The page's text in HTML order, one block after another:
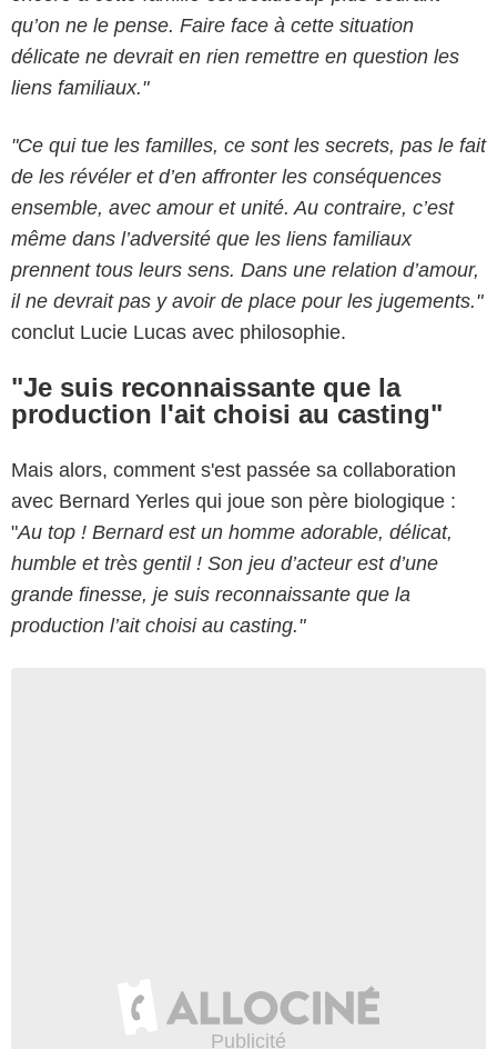
qu’on ne le pense. Faire face à cette situation
délicate ne devrait en rien remettre en question les
liens familiaux."
"Ce qui tue les familles, ce sont les secrets, pas le fait
de les révéler et d’en affronter les conséquences
ensemble, avec amour et unité. Au contraire, c’est
même dans l’adversité que les liens familiaux
prennent tous leurs sens. Dans une relation d’amour,
il ne devrait pas y avoir de place pour les jugements."
conclut Lucie Lucas avec philosophie.
"Je suis reconnaissante que la
production l'ait choisi au casting"
Mais alors, comment s'est passée sa collaboration
avec Bernard Yerles qui joue son père biologique :
"Au top ! Bernard est un homme adorable, délicat,
humble et très gentil ! Son jeu d’acteur est d’une
grande finesse, je suis reconnaissante que la
production l’ait choisi au casting."